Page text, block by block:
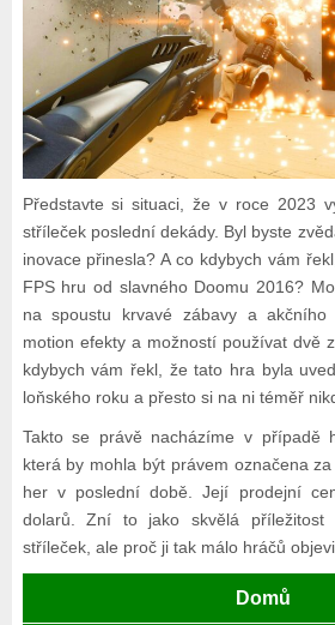
Představte si situaci, že v roce 2023
stříleček poslední dekády. Byl byste
inovace přinesla? A co kdybych vám
FPS hru od slavného Doomu 2016?
na spoustu krvavé zábavy a akčního
motion efekty a možností používat dvě
kdybych vám řekl, že tato hra byla
loňského roku a přesto si na ni téměř
Takto se právě nacházíme v případě
která by mohla být právem označena
her v poslední době. Její prodejní
dolarů. Zní to jako skvělá příležitost
stříleček, ale proč ji tak málo hráčů
Domů